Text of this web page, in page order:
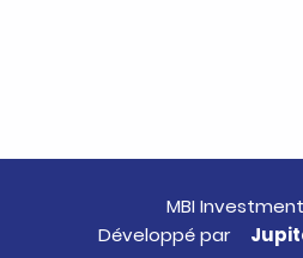
MBI
Développé par